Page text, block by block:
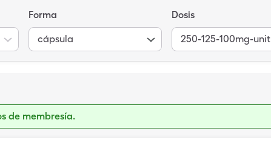
que es igual a Coral Calcium-Magnesium w/ Vitamin D
Forma
cápsula
Dosis
250-125-100mg-unit
de membresía.